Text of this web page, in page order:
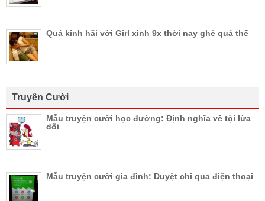
Quá kinh hãi với Girl xinh 9x thời nay ghê quá thể
Truyên Cười
Mẫu truyện cười học đường: Định nghĩa về tội lừa
dối
Mẫu truyện cười gia đình: Duyệt chi qua điện thoại